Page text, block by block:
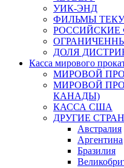
УИК-ЭНД
ФИЛЬМЫ
ДОЛЯ
Касса мирового
МИРОВОЙ
МИРОВОЙ
КАНАДЫ)
КАССА США
ДРУГИЕ
Австралия
Аргентина
Бразилия